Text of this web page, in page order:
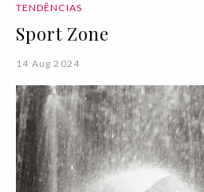
TENDÊNCIAS
Sport Zone
14 Aug 2024